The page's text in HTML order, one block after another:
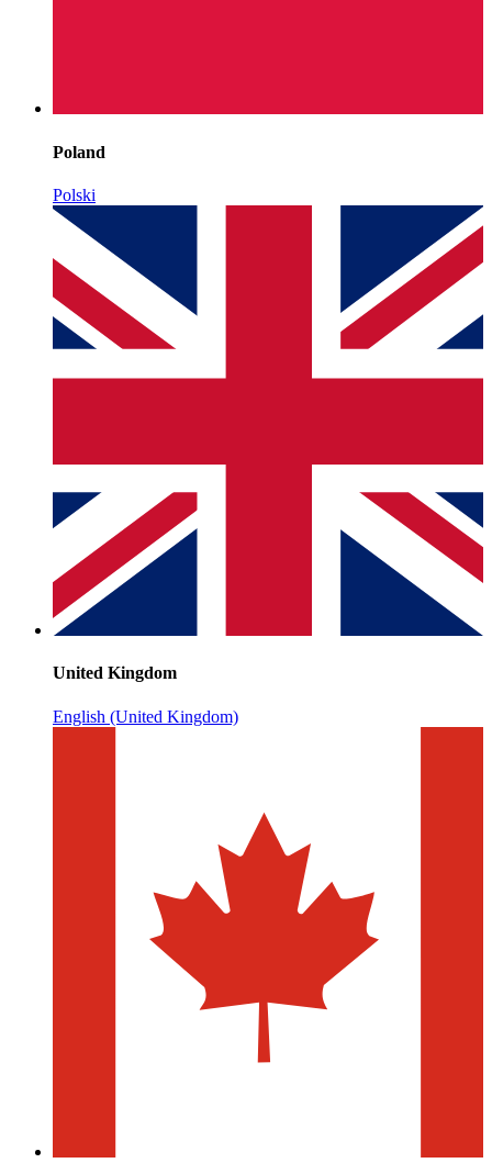
Poland
Polski
United Kingdom
English (United Kingdom)